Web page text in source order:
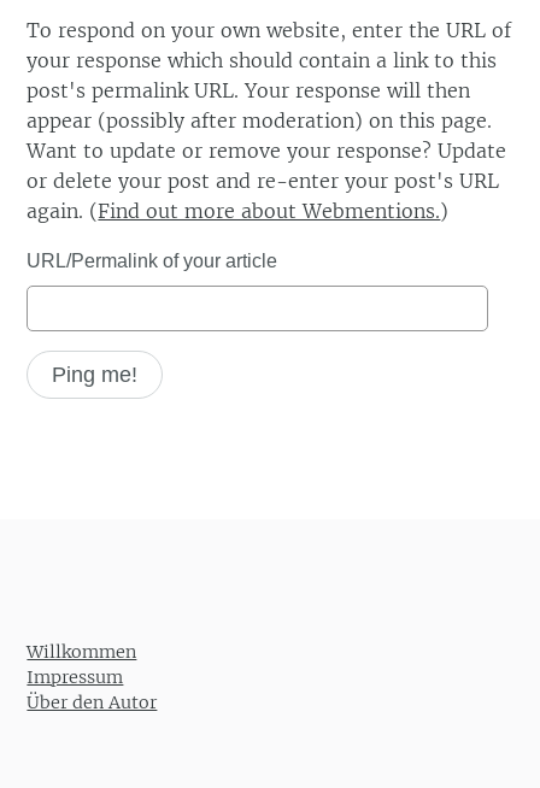
To respond on your own website, enter the URL of
your response which should contain a link to this
post's permalink URL. Your response will then
appear (possibly after moderation) on this page.
Want to update or remove your response? Update
or delete your post and re-enter your post's URL
again. (Find out more about Webmentions.)
URL/Permalink of your article
Willkommen
Impressum
Über den Autor